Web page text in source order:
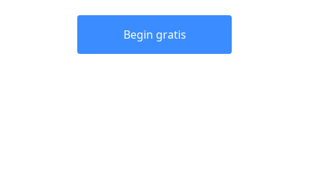
Begin gratis